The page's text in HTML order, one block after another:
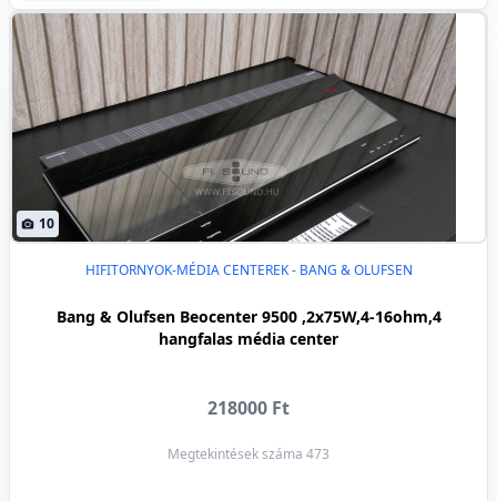
10
HIFITORNYOK-MÉDIA CENTEREK - BANG & OLUFSEN
Bang & Olufsen Beocenter 9500 ,2x75W,4-16ohm,4
hangfalas média center
218000 Ft
Megtekintések száma 473